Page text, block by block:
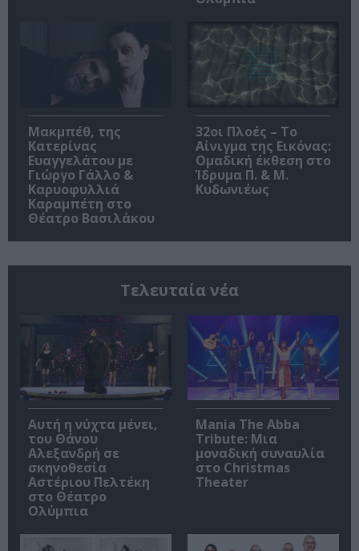
Μακμπέθ, της
Κατερίνας
Ευαγγελάτου με
Γιώργο Γάλλο &
Καρυοφυλλιά
Καραμπέτη στο
Θέατρο Βασιλάκου
32οι Πλοές – Το
Αίνιγμα της Εικόνας:
Ομαδική έκθεση στο
Ίδρυμα Π. & Μ.
Κυδωνιέως
Τελευταία νέα
Αυτή η νύχτα μένει,
του Θάνου
Αλεξανδρή σε
σκηνοθεσία
Αστέριου Πελτέκη
στο Θέατρο
Ολύμπια
Mania The Abba
Tribute: Μια
μοναδική συναυλία
στο Christmas
Theater